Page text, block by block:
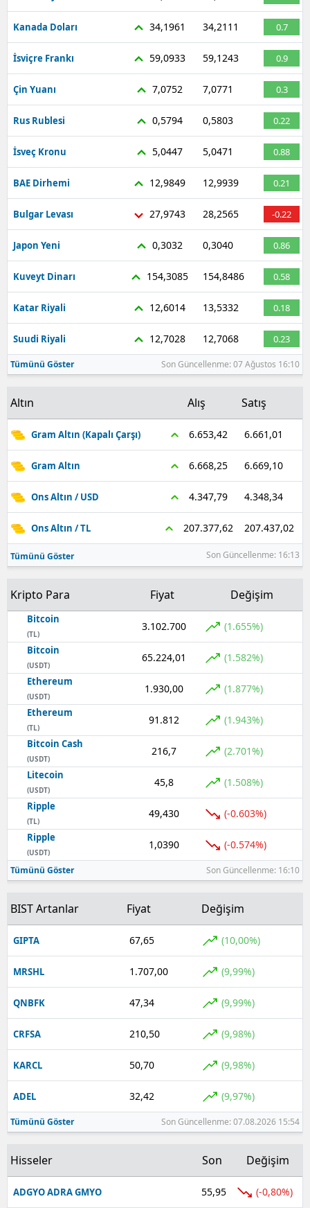
Samsun
Siirt
Sivas
Tekirdağ
Tokat
Tunceli
Şanlıurfa
Uşak
Van
Yozgat
Zonguldak
Bayburt
Karaman
Kırıkkale
Şırnak
Bartın
Ardahan
Iğdır
Karabük
Kilis
Osmaniye
Kanada Doları 34,1961 34,2111 0.7
İsviçre Frankı 59,0933 59,1243 0.9
Çin Yuanı 7,0752 7,0771 0.3
Rus Rublesi 0,5794 0,5803 0.22
İsveç Kronu 5,0447 5,0471 0.88
BAE Dirhemi 12,9849 12,9939 0.21
Bulgar Levası 27,9743 28,2565 -0.22
Japon Yeni 0,3032 0,3040 0.86
Kuveyt Dinarı 154,3085 154,8486 0.58
Katar Riyali 12,6014 13,5332 0.18
Suudi Riyali 12,7028 12,7068 0.23
Tümünü Göster Son Güncellenme: 07 Ağustos 16:10
Altın Alış Satış
Gram Altın (Kapalı Çarşı) 6.653,42 6.661,01
Gram Altın 6.668,25 6.669,10
Ons Altın / USD 4.347,79 4.348,34
Ons Altın / TL 207.377,62 207.437,02
Tümünü Göster Son Güncellenme: 16:13
Kripto Para Fiyat Değişim
Bitcoin
(TL)
3.102.700 (1.655%)
Bitcoin
(USDT)
65.224,01 (1.582%)
Ethereum
(USDT)
1.930,00 (1.877%)
Ethereum
(TL)
91.812 (1.943%)
Bitcoin Cash
(USDT)
216,7 (2.701%)
Litecoin
(USDT)
45,8 (1.508%)
Ripple
(TL)
49,430 (-0.603%)
Ripple
(USDT)
1,0390 (-0.574%)
Tümünü Göster Son Güncellenme: 16:10
BIST Artanlar Fiyat Değişim
GIPTA 67,65 (10,00%)
MRSHL 1.707,00 (9,99%)
QNBFK 47,34 (9,99%)
CRFSA 210,50 (9,98%)
KARCL 50,70 (9,98%)
ADEL 32,42 (9,97%)
Tümünü Göster Son Güncellenme: 07.08.2026 15:54
Hisseler Son Değişim
ADGYO ADRA GMYO 55,95 (-0,80%)